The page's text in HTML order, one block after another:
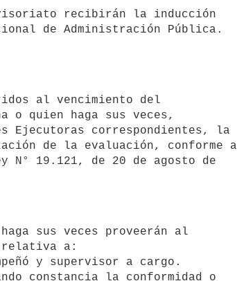
de Administración Pública.
o quien haga sus veces,
Ejecutoras correspondientes, la
de la evaluación, conforme a
19.121, de 20 de agosto de
relativa a:
y supervisor a cargo.
constancia la conformidad o